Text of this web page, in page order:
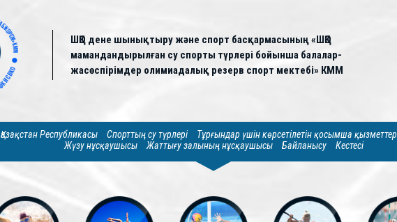
ШҚО дене шынықтыру және спорт басқармасының «ШҚО
мамандандырылған су спорты түрлері бойынша балалар-
жасөспірімдер олимиадалық резерв спорт мектебі» КММ
Қазақстан Республикасы Спорттың су түрлері Тұрғындар үшін көрсетілетін қосымша қызметтер
Жүзу нұсқаушысы
Жаттығу залының нұсқаушысы Байланысу Кестесі